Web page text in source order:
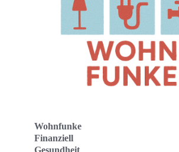
Wohnfunke
Finanziell
Gesundheit